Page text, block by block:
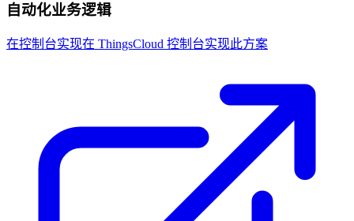
自动化业务逻辑
在控制台实现在 ThingsCloud 控制台实现此方案